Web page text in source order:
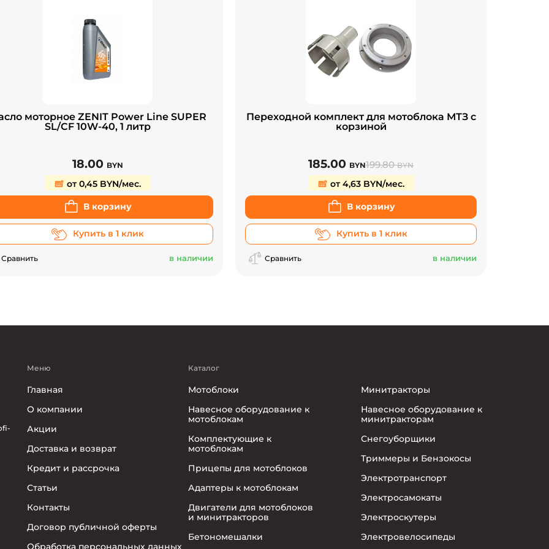
моторное ZENIT Power Line SUPER
SL/CF 10W-40, 1 литр
18.00 BYN
от 0,45 BYN/мес.
В корзину
Купить в 1 клик
Сравнить в наличии
Переходной комплект для мотоблока МТЗ с
корзиной
185.00 BYN199.80BYN
от 4,63 BYN/мес.
В корзину
Купить в 1 клик
Сравнить в наличии
Меню
Главная
О компании
Акции
Доставка и возврат
Кредит и рассрочка
Статьи
Контакты
Договор публичной оферты
Обработка персональных данных
Каталог
Мотоблоки
Навесное оборудование к
мотоблокам
Комплектующие к
мотоблокам
Прицепы для мотоблоков
Адаптеры к мотоблокам
Двигатели для мотоблоков
и минитракторов
Бетономешалки
Минитракторы
Навесное оборудование к
минитракторам
Снегоуборщики
Триммеры и Бензокосы
Электротранспорт
Электросамокаты
Электроскутеры
Электровелосипеды